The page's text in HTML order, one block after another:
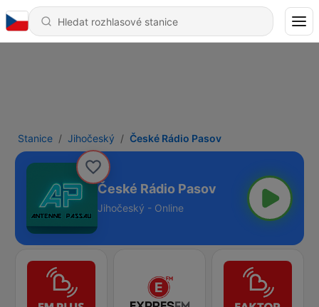
Stanice Jihočeský České Rádio Pasov
České Rádio Pasov
Jihočeský - Online